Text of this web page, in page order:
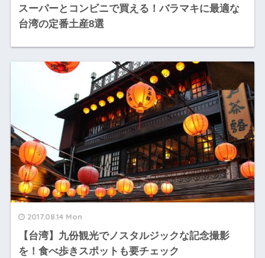
スーパーとコンビニで買える！バラマキに最適な
台湾の定番土産8選
2017.08.14 Mon
【台湾】九份観光でノスタルジックな記念撮影
を！食べ歩きスポットも要チェック